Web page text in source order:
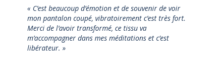
« C’est beaucoup d’émotion et de souvenir de voir
mon pantalon coupé, vibratoirement c’est très fort.
Merci de l’avoir transformé, ce tissu va
m’accompagner dans mes méditations et c’est
libérateur. »